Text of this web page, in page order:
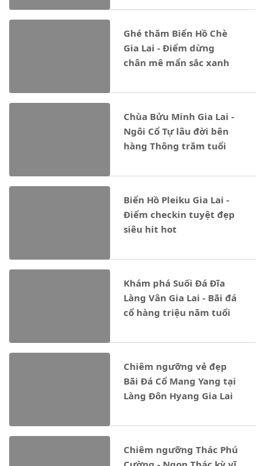
Ghé thăm Biển Hồ Chè
Gia Lai - Điểm dừng
chân mê mẩn sắc xanh
Chùa Bửu Minh Gia Lai -
Ngôi Cổ Tự lâu đời bên
hàng Thông trăm tuổi
Biển Hồ Pleiku Gia Lai -
Điểm checkin tuyệt đẹp
siêu hit hot
Khám phá Suối Đá Đĩa
Làng Vân Gia Lai - Bãi đá
cổ hàng triệu năm tuổi
Chiêm ngưỡng vẻ đẹp
Bãi Đá Cổ Mang Yang tại
Làng Đôn Hyang Gia Lai
Chiêm ngưỡng Thác Phú